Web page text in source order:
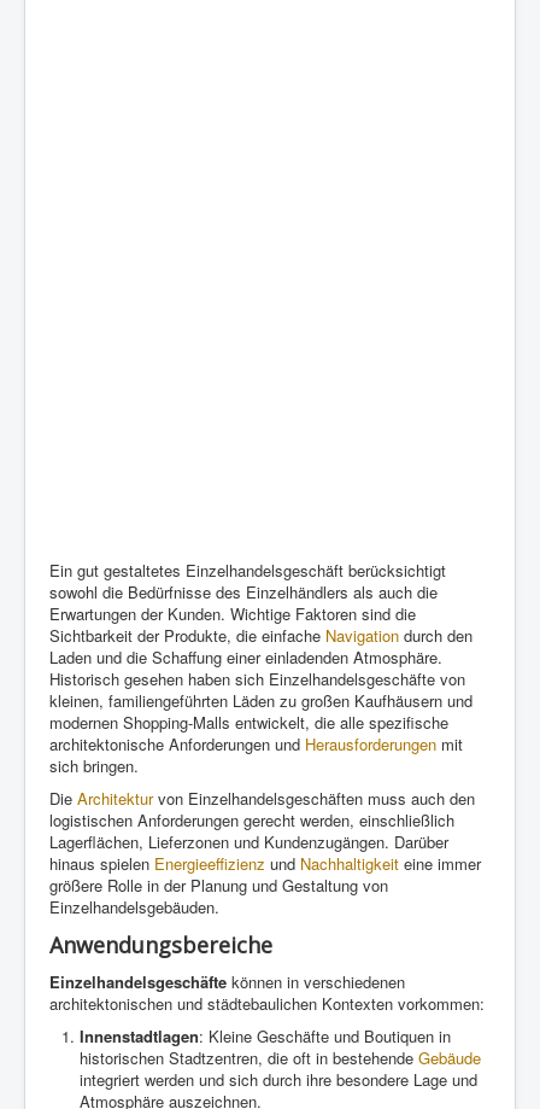
Ein gut gestaltetes Einzelhandelsgeschäft berücksichtigt
sowohl die Bedürfnisse des Einzelhändlers als auch die
Erwartungen der Kunden. Wichtige Faktoren sind die
Sichtbarkeit der Produkte, die einfache Navigation durch den
Laden und die Schaffung einer einladenden Atmosphäre.
Historisch gesehen haben sich Einzelhandelsgeschäfte von
kleinen, familiengeführten Läden zu großen Kaufhäusern und
modernen Shopping-Malls entwickelt, die alle spezifische
architektonische Anforderungen und Herausforderungen mit
sich bringen.
Die Architekturvon Einzelhandelsgeschäften muss auch den
logistischen Anforderungen gerecht werden, einschließlich
Lagerflächen, Lieferzonen und Kundenzugängen. Darüber
hinaus spielen Energieeffizienz und Nachhaltigkeit eine immer
größere Rolle in der Planung und Gestaltung von
Einzelhandelsgebäuden.
Anwendungsbereiche
Einzelhandelsgeschäfte können in verschiedenen
architektonischen und städtebaulichen Kontexten vorkommen:
Innenstadtlagen: Kleine Geschäfte und Boutiquen in
historischen Stadtzentren, die oft in bestehende Gebäude
integriert werden und sich durch ihre besondere Lage und
Atmosphäre auszeichnen.